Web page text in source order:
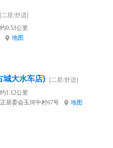
[二星/舒适]
0.53公里
地图
城大水车店)
[二星/舒适]
1.12公里
居委会玉河中村67号 地图